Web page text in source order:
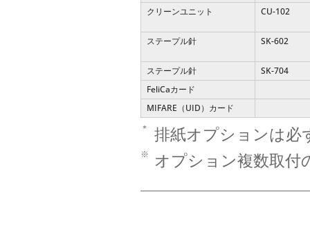
クリーンユニット CU-102
ステープル針 SK-602
ステープル針
SK-704
FeliCaカード
MIFARE（UID）カード
＊
排紙オプションは必
※ オプション複数取付